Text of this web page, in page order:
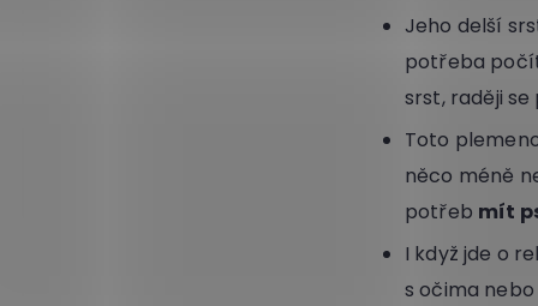
Jeho delší
potřeba
srst, raději
Toto
něco méně
potřeb mít
I když jde o
s očima